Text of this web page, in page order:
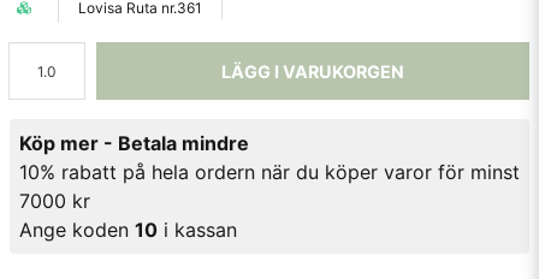
Lovisa Ruta nr.361
LÄGG I VARUKORGEN
Köp mer - Betala mindre
10% rabatt på hela ordern när du köper varor för minst
7000 kr
Ange koden 10 i kassan